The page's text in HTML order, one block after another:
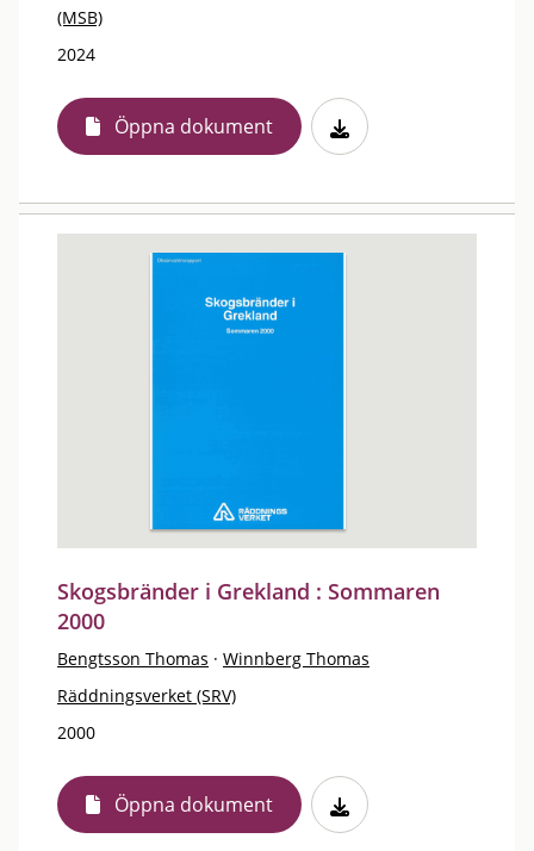
(MSB)
2024
Öppna dokument
Skogsbränder i Grekland : Sommaren
2000
Bengtsson Thomas · Winnberg Thomas
Räddningsverket (SRV)
2000
Öppna dokument